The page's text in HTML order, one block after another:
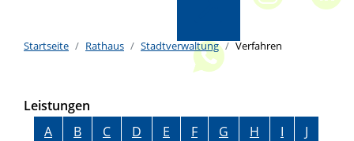
Startseite Rathaus Stadtverwaltung Verfahren
Leistungen
Alphabetisches Register überspringen
A B C D E F G H I
J